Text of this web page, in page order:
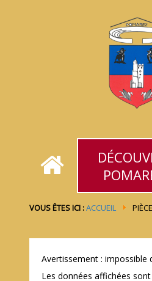
VOUS ÊTES ICI :ACCUEIL
Avertissement : impossible
Les données affichées